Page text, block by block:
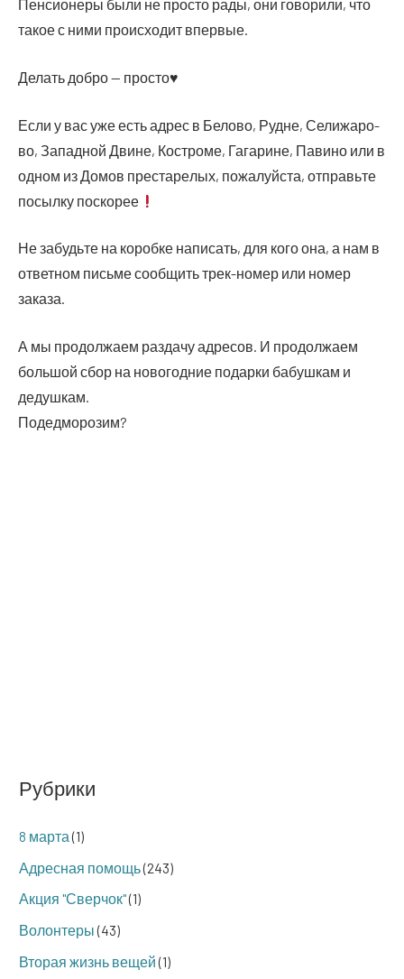
Рубрики
8 марта(1)
Адресная помощь(243)
Акция "Сверчок"(1)
Волонтеры(43)
Вторая жизнь вещей(1)
Пен­си­о­не­ры были не про­сто рады, они гово­ри­ли, что
такое с ними про­ис­хо­дит впервые.
Делать доб­ро — просто♥
Если у вас уже есть адрес в Бело­во, Рудне, Сели­жа­ро­
во, Запад­ной Двине, Костро­ме, Гага­рине, Пави­но или в
одном из Домов пре­ста­ре­лых, пожа­луй­ста, отправь­те
посыл­ку поскорее
Не забудь­те на короб­ке напи­сать, для кого она, а нам в
ответ­ном пись­ме сооб­щить трек-номер или номер
заказа.
А мы про­дол­жа­ем раз­да­чу адре­сов. И про­дол­жа­ем
боль­шой сбор на ново­год­ние подар­ки бабуш­кам и
дедушкам.
Подедморозим?